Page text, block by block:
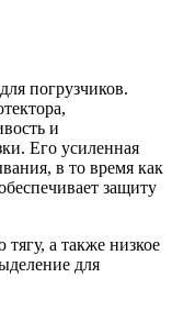
погрузчиков.
и
Его усиленная
в то время как
защиту
а также низкое
для